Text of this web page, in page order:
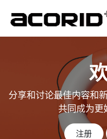
分享和讨论最佳内容和
共同成为更
注册